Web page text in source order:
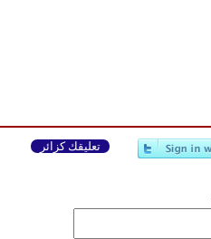
تعليقك كزائر